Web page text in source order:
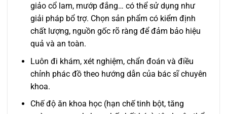
giảo cổ lam, mướp đắng… có thể sử dụng như
giải pháp bổ trợ. Chọn sản phẩm có kiểm định
chất lượng, nguồn gốc rõ ràng để đảm bảo hiệu
quả và an toàn.
Luôn đi khám, xét nghiệm, chẩn đoán và điều
chỉnh phác đồ theo hướng dẫn của bác sĩ chuyên
khoa.
Chế độ ăn khoa học (hạn chế tinh bột, tăng